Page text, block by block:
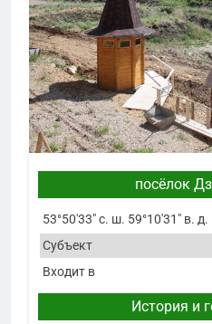
посёлок
53°50′33″ с. ш. 59°10′31″ в. д.
Субъект
Входит в
История и